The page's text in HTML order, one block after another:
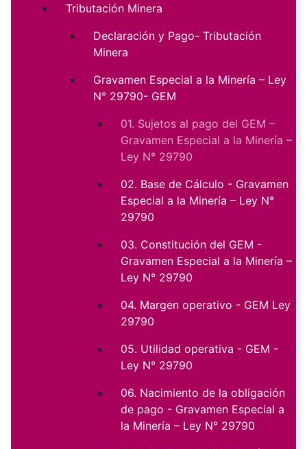
Tributación Minera
Declaración y Pago- Tributación
Minera
Gravamen Especial a la Minería – Ley
N° 29790- GEM
01. Sujetos al pago del GEM –
Gravamen Especial a la Minería –
Ley N° 29790
02. Base de Cálculo - Gravamen
Especial a la Minería – Ley N°
29790
03. Constitución del GEM -
Gravamen Especial a la Minería –
Ley N° 29790
04. Margen operativo - GEM Ley
29790
05. Utilidad operativa - GEM -
Ley N° 29790
06. Nacimiento de la obligación
de pago - Gravamen Especial a
la Minería – Ley N° 29790